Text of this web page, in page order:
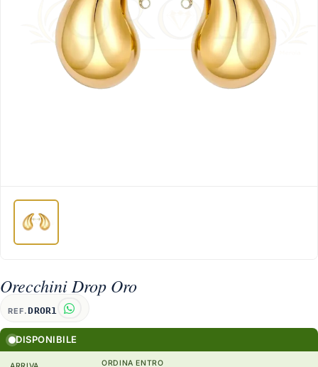
Orecchini Drop Oro
REF.DROR1
DISPONIBILE
ORDINA ENTRO